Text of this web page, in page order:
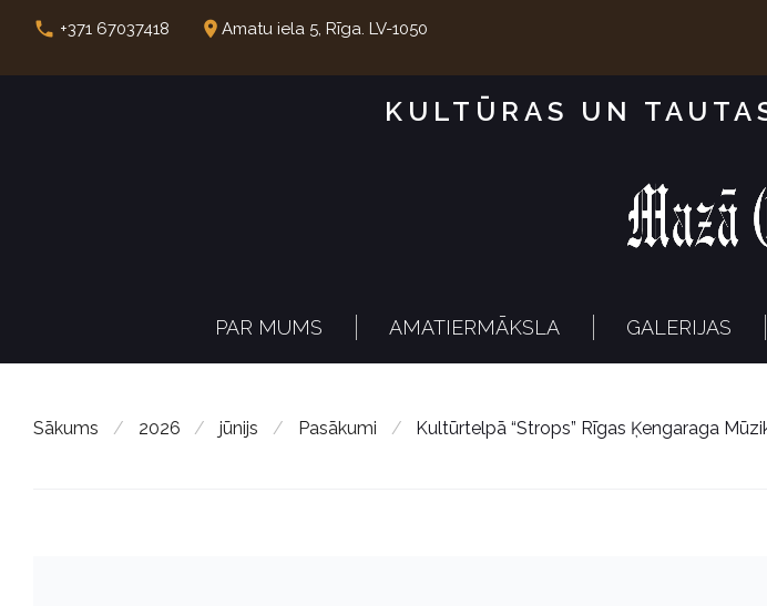
e
call +371 67037418 place Amatu iela 5, Rīga. LV-1050
KULTŪRAS UN
PAR MUMS AMATIERMĀKSLA GALERIJAS
Sākums / 2026 / jūnijs / Pasākumi / Kultūrtelpā “Strops” Rīgas Ķengaraga